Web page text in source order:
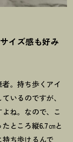
イズ感も好み
。持ち歩くアイ
いるのですが、
ね。なので、こ
ところ縦6.7㎝と
ち歩けるんで